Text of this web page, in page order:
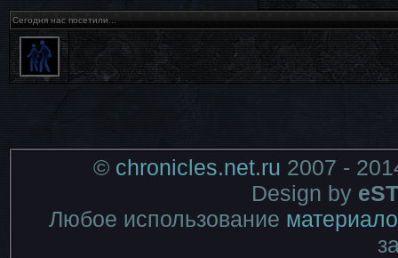
Сегодня нас посетили...
© chronicles.net.ru 2007 -
Design by
Любое использование